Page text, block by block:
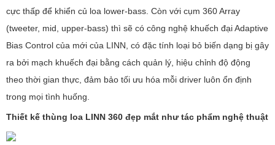
cực thấp để khiển củ loa lower-bass. Còn với cụm 360 Array
(tweeter, mid, upper-bass) thì sẽ có công nghệ khuếch đại Adaptive
Bias Control của mới của LINN, có đặc tính loại bỏ biến dạng bị gây
ra bởi mạch khuếch đại bằng cách quản lý, hiệu chỉnh độ động
theo thời gian thực, đảm bảo tối ưu hóa mỗi driver luôn ổn định
trong mọi tình huống.
Thiết kế thùng loa LINN 360 đẹp mắt như tác phẩm nghệ thuật